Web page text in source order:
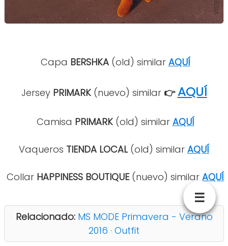
Capa BERSHKA(old) similar AQUÍ
Jersey PRIMARK(nuevo) similar 👉 AQUÍ
Camisa PRIMARK (old) similar AQUÍ
Vaqueros TIENDA LOCAL (old) similar AQUÍ
Collar HAPPINESS BOUTIQUE (nuevo) similar AQUÍ
Relacionado: MS MODE Primavera - Verano
2016 · Outfit
☰